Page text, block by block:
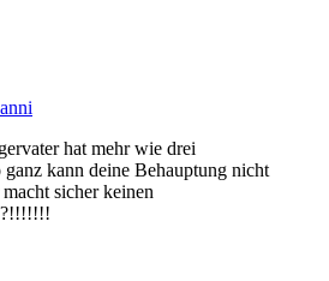
hat mehr wie drei
ganz kann deine Behauptung nicht
sicher keinen